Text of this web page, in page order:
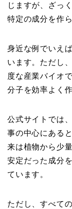
じますが、ざっ
特定の成分を作
身近な例でいえ
います。ただし
度な産業バイオ
分子を効率よく
公式サイトでは
事の中心にある
来は植物から少
安定だった成分
ています。
ただし、すべて